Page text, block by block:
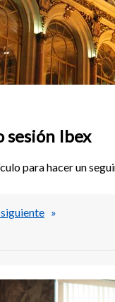
sesión Ibex
para hacer un
»